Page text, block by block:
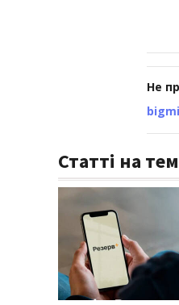
Не
Статті на